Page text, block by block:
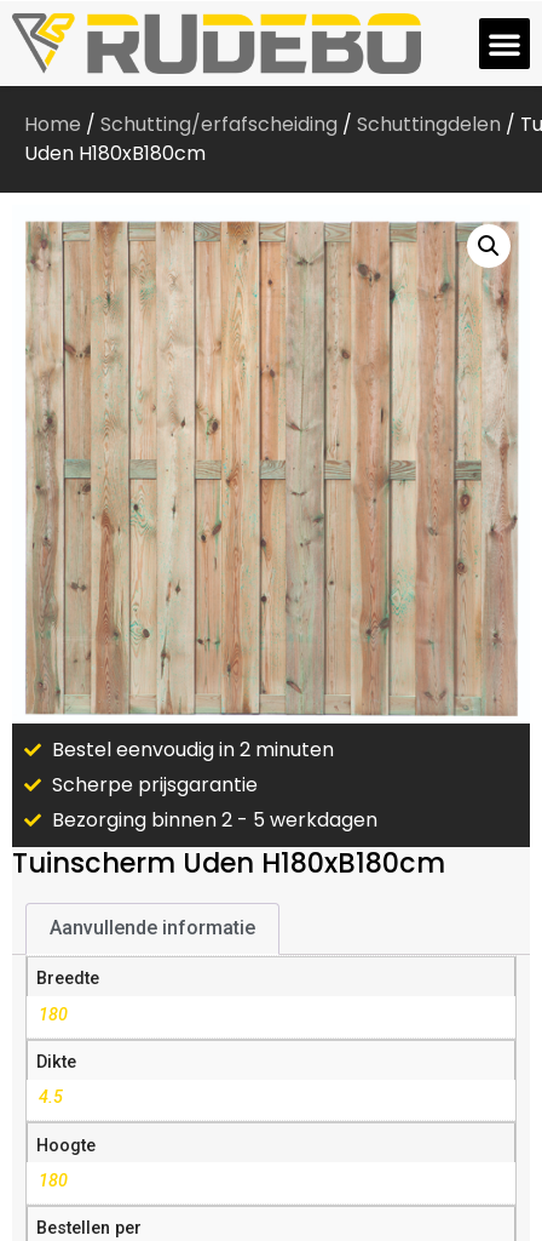
Home / Schutting/erfafscheiding / Schuttingdelen /
Uden H180xB180cm
Bestel eenvoudig in 2 minuten
Scherpe prijsgarantie
Bezorging binnen 2 - 5 werkdagen
Tuinscherm Uden H180xB180cm
Aanvullende informatie
Breedte
180
Dikte
4.5
Hoogte
180
Bestellen per